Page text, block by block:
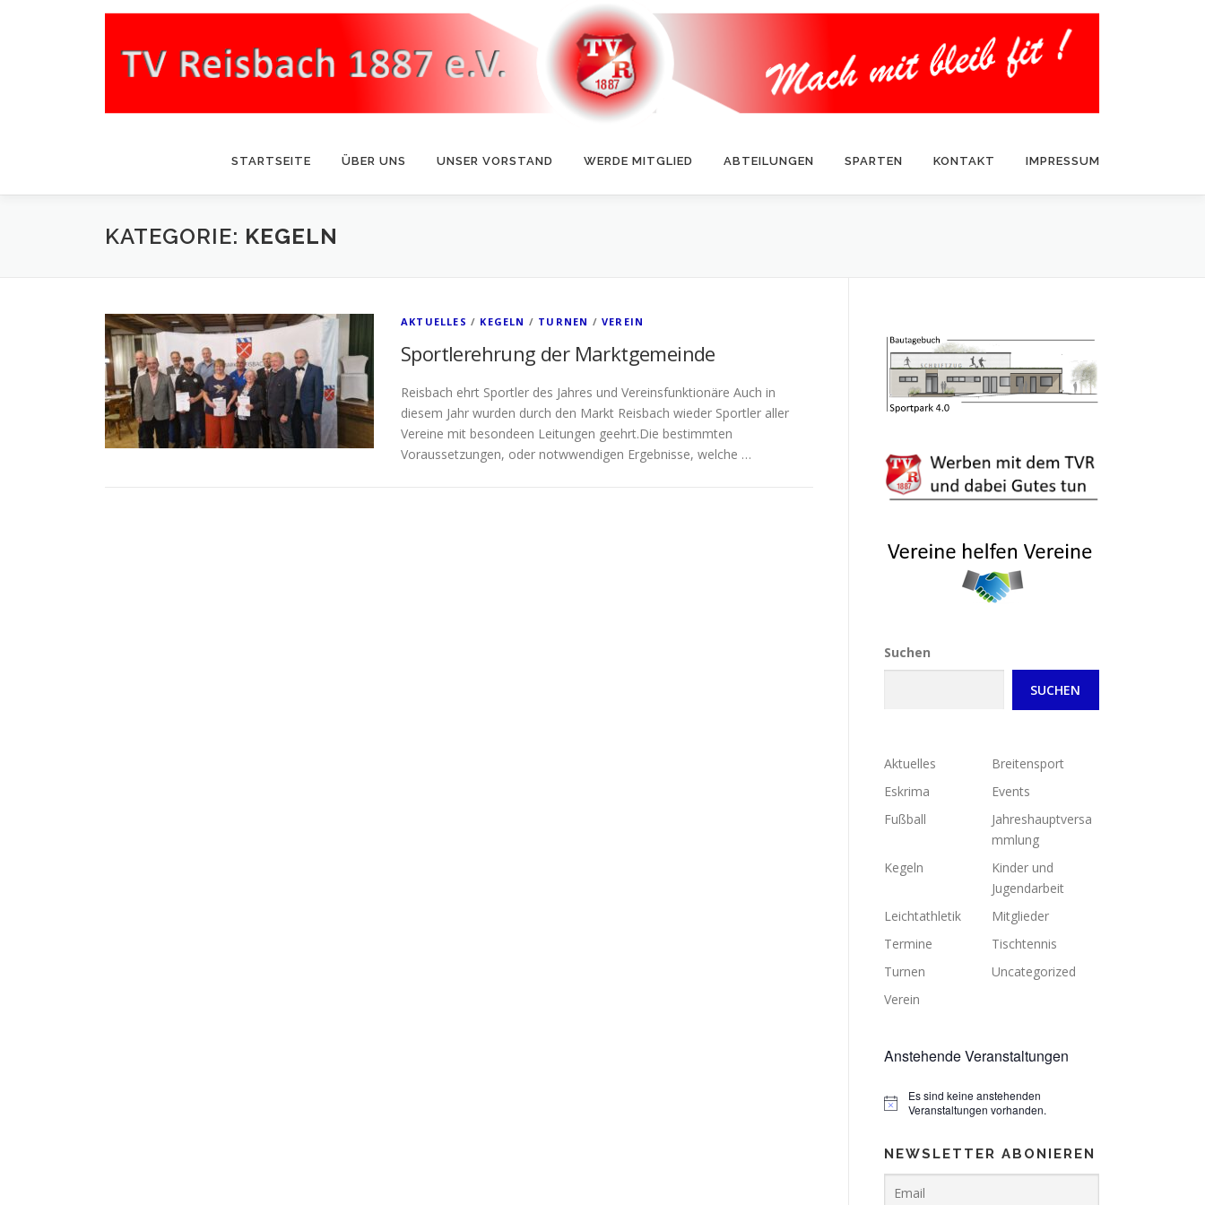
STARTSEITE ÜBER UNS UNSER VORSTAND WERDE MITGLIED ABTEILUNGEN SPARTEN KONTAKT IMPRESSUM
KATEGORIE: KEGELN
AKTUELLES / KEGELN / TURNEN /VEREIN
Sportlerehrung der Marktgemeinde
Reisbach ehrt Sportler des Jahres und Vereinsfunktionäre Auch in
diesem Jahr wurden durch den Markt Reisbach wieder Sportler aller
Vereine mit besondeen Leitungen geehrt.Die bestimmten
Voraussetzungen, oder notwwendigen Ergebnisse, welche …
Suchen
SUCHEN
Aktuelles
Breitensport
Eskrima
Events
Fußball
Jahreshauptversa
mmlung
Kegeln
Kinder und
Jugendarbeit
Leichtathletik
Mitglieder
Termine
Tischtennis
Turnen
Uncategorized
Verein
Anstehende Veranstaltungen
Es sind keine anstehenden
Veranstaltungen vorhanden.
NEWSLETTER ABONIEREN